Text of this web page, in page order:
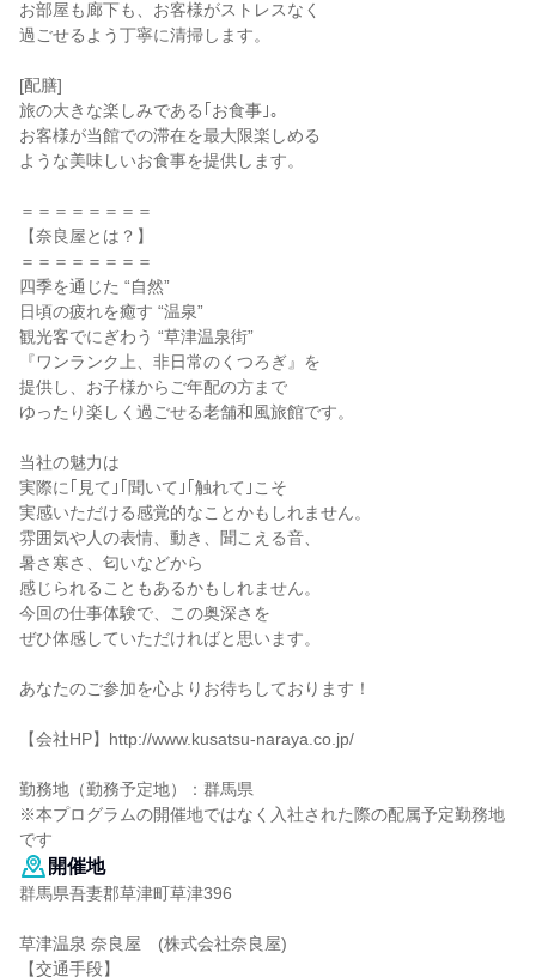
お部屋も廊下も、お客様がストレスなく
過ごせるよう丁寧に清掃します。
[配膳]
旅の大きな楽しみである｢お食事｣。
お客様が当館での滞在を最大限楽しめる
ような美味しいお食事を提供します。
＝＝＝＝＝＝＝＝
【奈良屋とは？】
＝＝＝＝＝＝＝＝
四季を通じた “自然”
日頃の疲れを癒す “温泉”
観光客でにぎわう “草津温泉街”
『ワンランク上、非日常のくつろぎ』を
提供し、お子様からご年配の方まで
ゆったり楽しく過ごせる老舗和風旅館です。
当社の魅力は
実際に｢見て｣｢聞いて｣｢触れて｣こそ
実感いただける感覚的なことかもしれません。
雰囲気や人の表情、動き、聞こえる音、
暑さ寒さ、匂いなどから
感じられることもあるかもしれません。
今回の仕事体験で、この奥深さを
ぜひ体感していただければと思います。
あなたのご参加を心よりお待ちしております！
【会社HP】http://www.kusatsu-naraya.co.jp/
勤務地（勤務予定地）：群馬県
※本プログラムの開催地ではなく入社された際の配属予定勤務地
です
開催地
群馬県吾妻郡草津町草津396
草津温泉 奈良屋 (株式会社奈良屋)
【交通手段】